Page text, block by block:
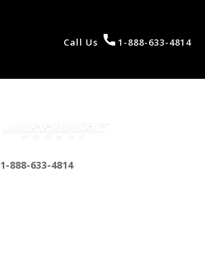
Call Us 1-888-633-4814
1-888-633-4814